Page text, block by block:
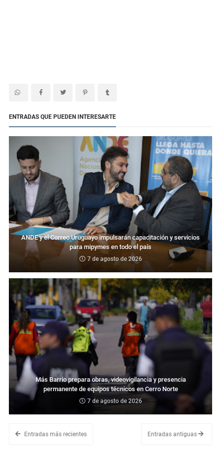
ENTRADAS QUE PUEDEN INTERESARTE
ANDE y el Correo Uruguayo impulsarán capacitación y servicios
para mipymes en todo el país
7 de agosto de 2026
Más Barrio prepara obras, videovigilancia y presencia
permanente de equipos técnicos en Cerro Norte
7 de agosto de 2026
Entradas más recientes Entradas antiguas